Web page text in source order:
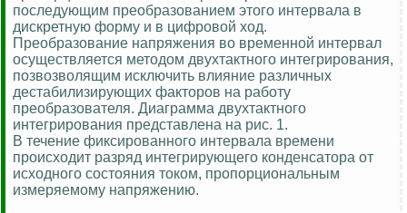
последующим преобразованием этого интервала в
дискретную форму и в цифровой ход.
Преобразование напряжения во временной интервал
осуществляется методом двухтактного интегрирования,
позвозволящим исключить влияние различных
дестабилизирующих факторов на работу
преобразователя. Диаграмма двухтактного
интегрирования представлена на рис. 1.
В течение фиксированного интервала времени
происходит разряд интегрирующего конденсатора от
исходного состояния током, пропорциональным
измеряемому напряжению.